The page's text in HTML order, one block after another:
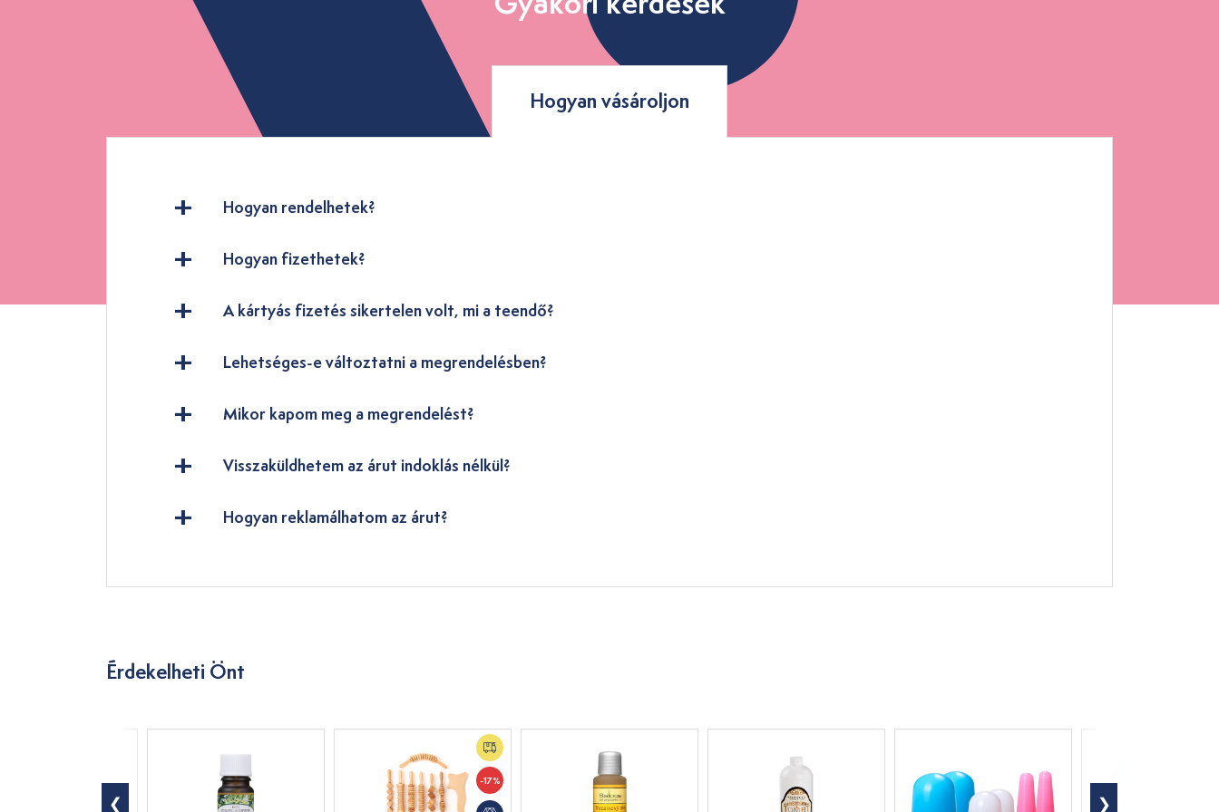
Hogyan vásároljon
Hogyan rendelhetek?
Hogyan fizethetek?
A kártyás fizetés sikertelen volt, mi a teendő?
Lehetséges-e változtatni a megrendelésben?
Mikor kapom meg a megrendelést?
Visszaküldhetem az árut indoklás nélkül?
Hogyan reklamálhatom az árut?
Érdekelheti Önt
-17%